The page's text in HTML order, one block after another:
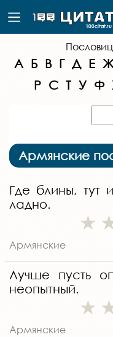
А Б В Г Д Е
Р С Т У Ф
Армянские
Где блины, тут
ладно.
Армянские
Лучше пусть
неопытный.
Армянские